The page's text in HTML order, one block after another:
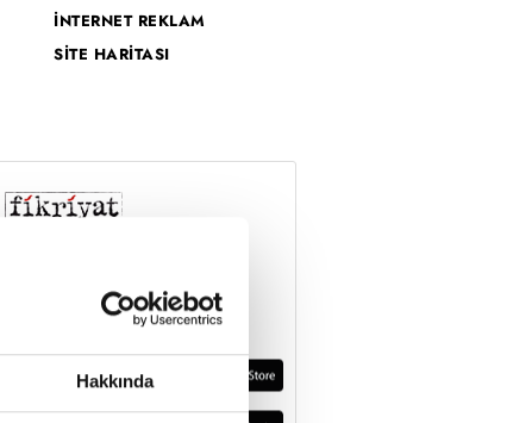
Hakkında
İNTERNET REKLAM
SİTE HARİTASI